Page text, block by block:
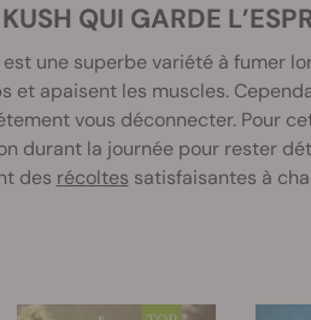
KUSH QUI GARDE
est une superbe variété à fumer
et apaisent les muscles.
vous déconnecter. Pour
durant la journée pour rester
des récoltes satisfaisantes à